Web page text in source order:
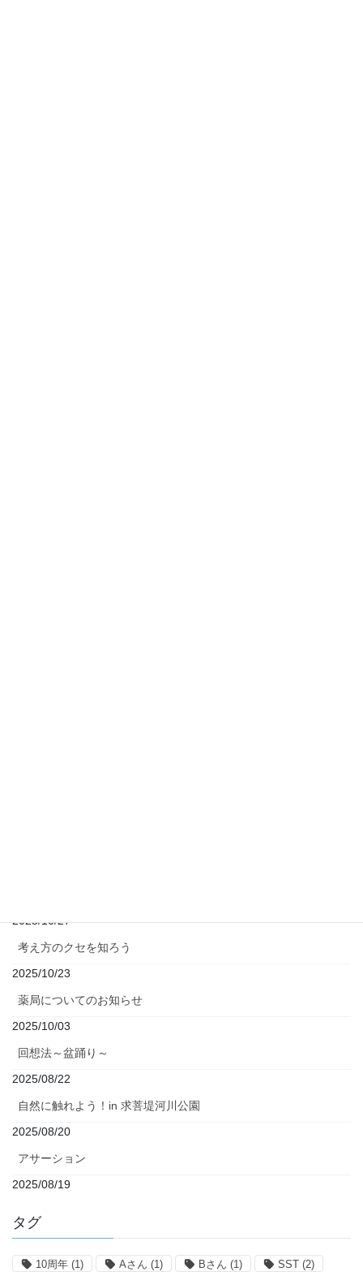
2025/10/27
考え方のクセを知ろう
2025/10/23
薬局についてのお知らせ
2025/10/03
回想法～盆踊り～
2025/08/22
自然に触れよう！in 求菩堤河川公園
2025/08/20
アサーション
2025/08/19
タグ
10周年 (1) Aさん (1) Bさん (1) SST (2)